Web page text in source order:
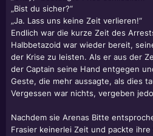
„Bist du sicher?“
„Ja. Lass uns keine Zeit verlieren!“
Endlich war die kurze Zeit des
Halbbetazoid war wieder bereit,
der Krise zu leisten. Als er aus der
der Captain seine Hand entgegen
Geste, die mehr aussagte, als dies
Vergessen war nichts, vergeben
Nachdem sie Arenas Bitte
Frasier keinerlei Zeit und packte ihre